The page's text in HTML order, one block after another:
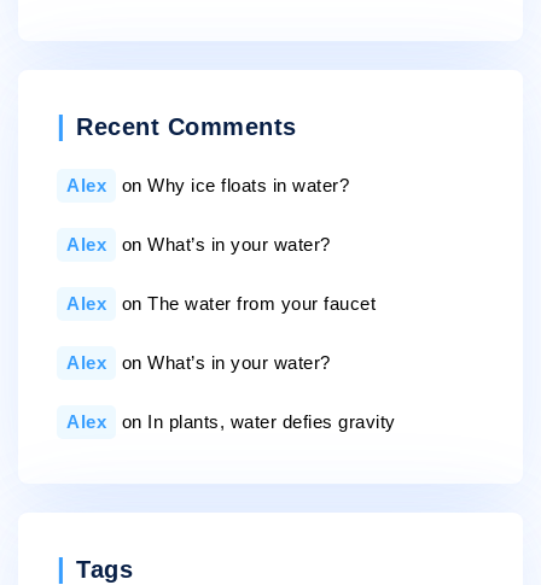
Recent Comments
Alex on Why ice floats in water?
Alex on What’s in your water?
Alex on The water from your faucet
Alex on What’s in your water?
Alex on In plants, water defies gravity
Tags